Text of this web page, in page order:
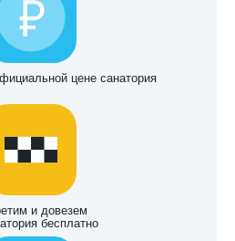
цене санатория
и довезем
бесплатно